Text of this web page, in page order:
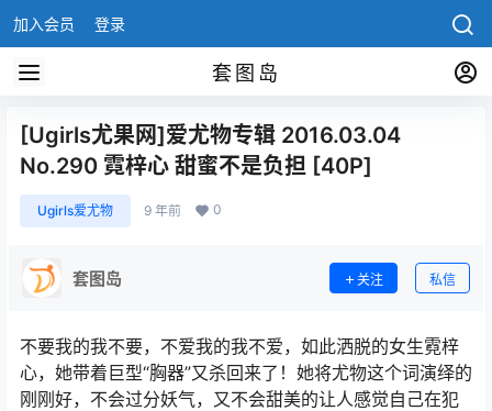
加入会员 登录
套图岛
[Ugirls尤果网]爱尤物专辑 2016.03.04
No.290 霓梓心 甜蜜不是负担 [40P]
Ugirls爱尤物 9 年前 0
套图岛 关注 私信
不要我的我不要，不爱我的我不爱，如此洒脱的女生霓梓
心，她带着巨型“胸器”又杀回来了！她将尤物这个词演绎的
刚刚好，不会过分妖气，又不会甜美的让人感觉自己在犯